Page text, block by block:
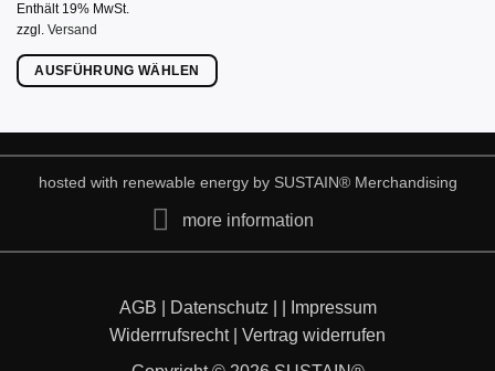
Enthält 19% MwSt.
zzgl. Versand
AUSFÜHRUNG WÄHLEN
mehrere
Die
hosted with renewable energy by SUSTAIN® Merchandising
more information
AGB Datenschutz
Impressum
Widerrrufsrecht
Vertrag widerrufen